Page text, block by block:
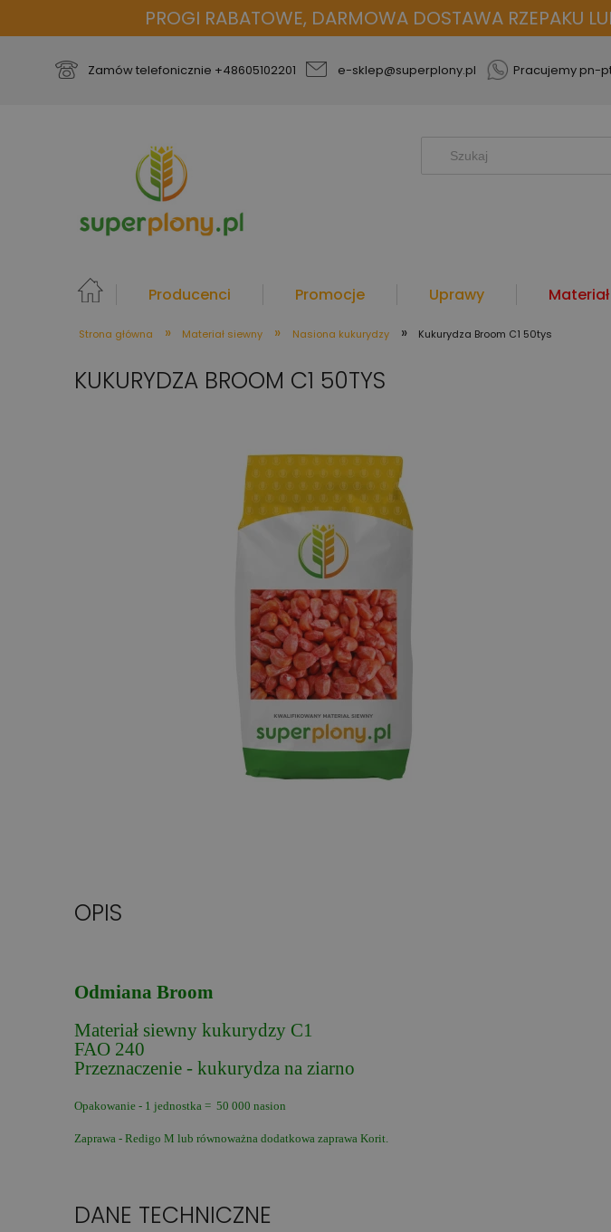
PROGI RABATOWE, DARMOWA DOSTAWA RZEPAKU
Zamów telefonicznie +48605102201 e-sklep@superplony.pl Pracujemy pn-
Producenci Promocje Uprawy
więcej
Strona główna » Materiał siewny » Nasiona kukurydzy » Kukurydza Broom C1 50tys
KUKURYDZA BROOM C1 50TYS
OPIS
Odmiana Broom
Materiał siewny kukurydzy C1
FAO 240
Przeznaczenie - kukurydza na ziarno
Opakowanie - 1 jednostka = 50 000 nasion
Zaprawa - Redigo M lub równoważna dodatkowa zaprawa Korit.
DANE TECHNICZNE